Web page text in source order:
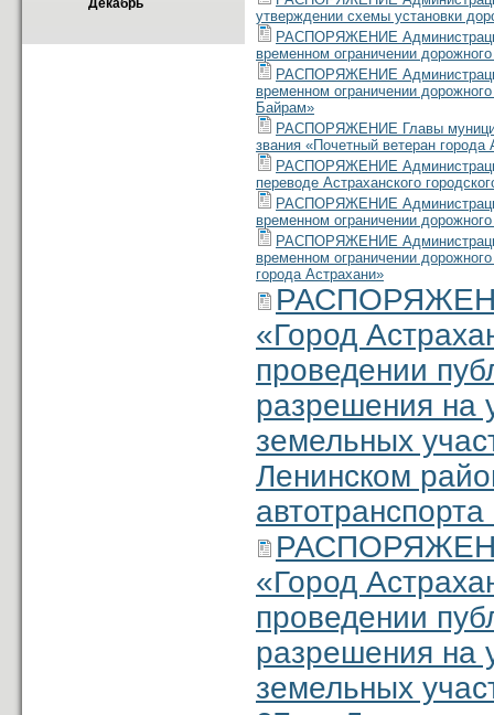
Декабрь
утверждении схемы установки
РАСПОРЯЖЕНИЕ
временном ограничении
РАСПОРЯЖЕНИЕ
временном ограничении
Байрам»
РАСПОРЯЖЕНИЕ Главы
звания «Почетный ветеран города
РАСПОРЯЖЕНИЕ
переводе Астраханского
РАСПОРЯЖЕНИЕ
временном ограничении
РАСПОРЯЖЕНИЕ
временном ограничении
города Астрахани»
«Город
проведении
разрешения на
земельных
Ленинском
«Город
проведении
разрешения на
земельных